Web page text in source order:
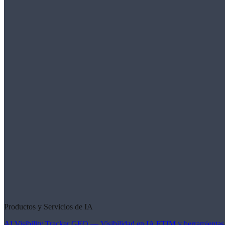
Productos y Servicios de IA